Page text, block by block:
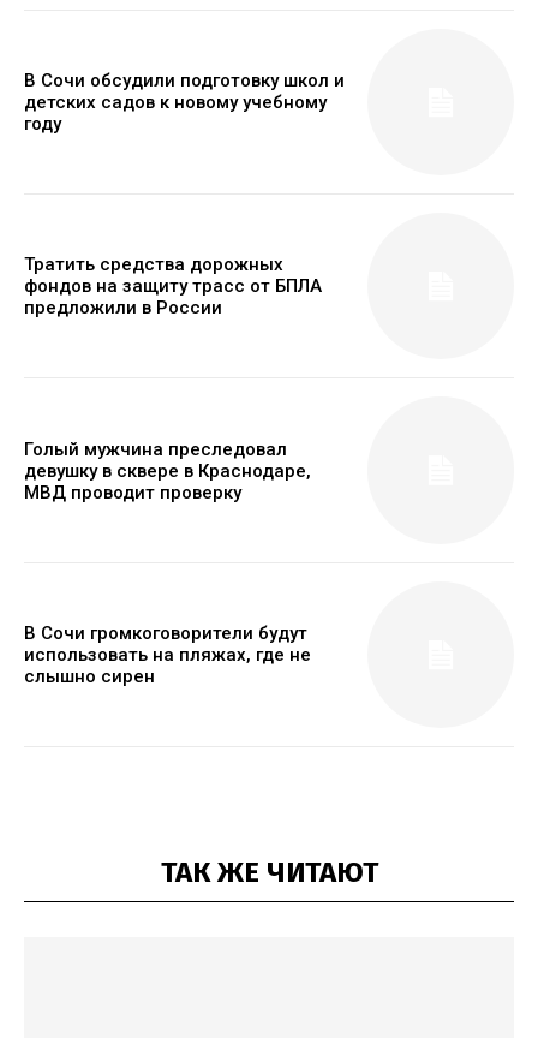
В Сочи обсудили подготовку школ и
детских садов к новому учебному
году
Тратить средства дорожных
фондов на защиту трасс от БПЛА
предложили в России
Голый мужчина преследовал
девушку в сквере в Краснодаре,
МВД проводит проверку
В Сочи громкоговорители будут
использовать на пляжах, где не
слышно сирен
ТАК ЖЕ ЧИТАЮТ